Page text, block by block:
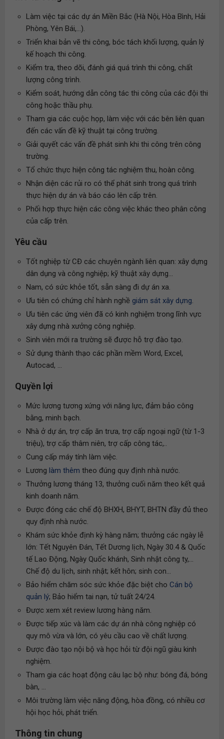
Làm việc tại các dự án Miền Bắc (Hà Nội, Hòa Bình, Hải
Phòng, Yên Bái,...).
Triển khai bản vẽ thi công, bóc tách khối lượng, quản lý
kế hoạch thi công.
Kiểm tra, theo dõi, đánh giá quá trình thi công, chất
lượng công trình.
Kiểm soát, hướng dẫn công tác thi công của các đội thi
công hoặc thầu phụ.
Tham gia các cuộc họp, làm việc với các bên liên quan
đến các vấn đề kỹ thuật tại công trường.
Giải quyết các vấn đề phát sinh khi thi công trên công
trường.
Tổ chức thực hiện công tác nghiệm thu, hoàn công.
Nhận diện các rủi ro có thể phát sinh trong quá trình
thực hiện dự án và báo cáo lên cấp trên.
Phối hợp thực hiện các công việc khác theo phân công
của cấp trên.
Yêu cầu
Tốt nghiệp từ CĐ các chuyên ngành liên quan: xây dựng
dân dụng và công nghiệp; kỹ thuật xây dựng...
Nam, có sức khỏe tốt, sẵn sàng đi dự án xa.
Ưu tiên có chứng chỉ hành nghề giám sát xây dựng.
Ưu tiên các ứng viên đã có kinh nghiệm trong lĩnh vực
xây dựng nhà xưởng công nghiệp.
Sinh viên mới ra trường sẽ được hỗ trợ đào tạo.
Sử dụng thành thạo các phần mềm Word, Excel,
Autocad, ...
Quyền lợi
Mức lương tương xứng với năng lực, đảm bảo công
bằng, minh bạch.
Nhà ở dự án, trợ cấp ăn trưa, trợ cấp ngoại ngữ (từ 1-3
triệu), trợ cấp thâm niên, trợ cấp công tác,..
Cung cấp máy tính làm việc.
Lương làm thêm theo đúng quy định nhà nước.
Thưởng lương tháng 13, thưởng cuối năm theo kết quả
kinh doanh năm.
Được đóng các chế độ BHXH, BHYT, BHTN đầy đủ theo
quy định nhà nước.
Khám sức khỏe định kỳ hàng năm; thưởng các ngày lễ
lớn: Tết Nguyên Đán, Tết Dương lịch, Ngày 30.4 & Quốc
tế Lao Động, Ngày Quốc khánh, Sinh nhật công ty,...
Chế độ du lịch, sinh nhật; kết hôn; sinh con...
Bảo hiểm chăm sóc sức khỏe đặc biệt cho Cán bộ
quản lý; Bảo hiểm tai nạn, tử tuất 24/24.
Được xem xét review lương hàng năm.
Được tiếp xúc và làm các dự án nhà công nghiệp có
quy mô vừa và lớn, có yêu cầu cao về chất lượng.
Được đào tạo nội bộ và học hỏi từ đội ngũ giàu kinh
nghiệm.
Tham gia các hoạt động câu lạc bộ như: bóng đá, bóng
bàn, ...
Môi trường làm việc năng động, hòa đồng, có nhiều cơ
hội học hỏi, phát triển.
Thông tin chung